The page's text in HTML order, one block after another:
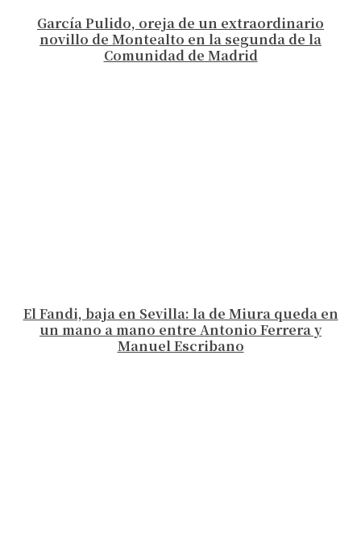
García Pulido, oreja de un extraordinario
novillo de Montealto en la segunda de la
Comunidad de Madrid
El Fandi, baja en Sevilla: la de Miura queda en
un mano a mano entre Antonio Ferrera y
Manuel Escribano